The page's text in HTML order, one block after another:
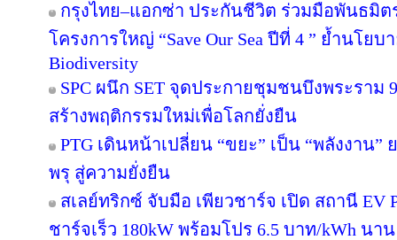
กรุงไทย–แอกซ่า ประกันชีวิต ร่วมมือพันธมิ
โครงการใหญ่ “Save Our Sea ปีที่ 4 ” ย้ำนโยบ
Biodiversity
SPC ผนึก SET จุดประกายชุมชนบึงพระรา
สร้างพฤติกรรมใหม่เพื่อโลกยั่งยืน
PTG เดินหน้าเปลี่ยน “ขยะ” เป็น “พลังงา
พรุ สู่ความยั่งยืน
สเลย์ทริกซ์ จับมือ เพียวชาร์จ เปิด สถานี EV
ชาร์จเร็ว 180kW พร้อมโปร 6.5 บาท/kWh นา